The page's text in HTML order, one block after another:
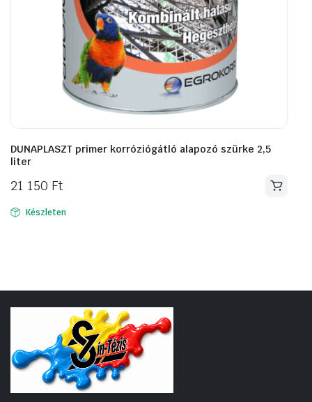
DUNAPLASZT primer korróziógátló alapozó szürke 2,5
liter
21 150 Ft
Készleten